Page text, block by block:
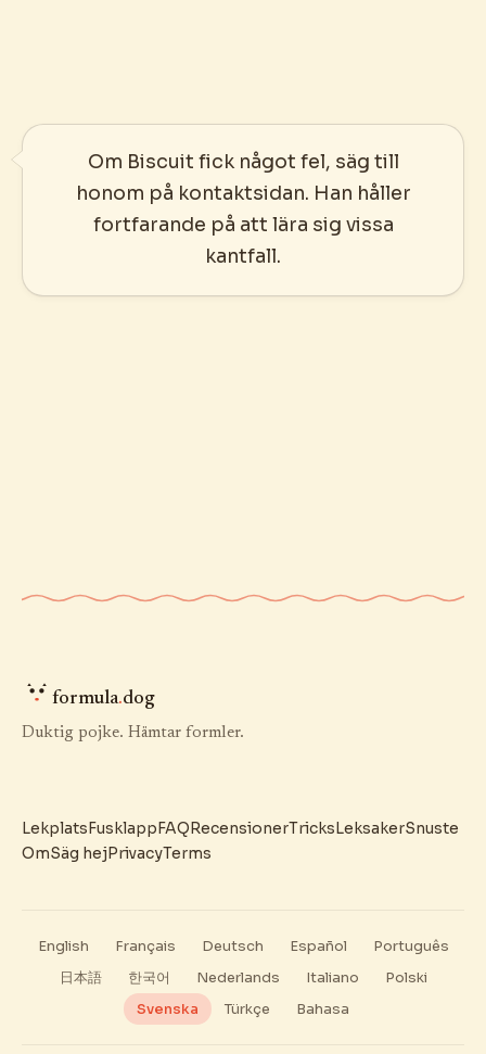
Om Biscuit fick något fel, säg till
honom på kontaktsidan. Han håller
fortfarande på att lära sig vissa
kantfall.
formula.dog
Duktig pojke. Hämtar formler.
LekplatsFusklappFAQRecensionerTricksLeksakerSnuste
OmSäg hejPrivacyTerms
English Français Deutsch Español
Português
日本語
한국어 Nederlands Italiano
Polski
Svenska
Türkçe Bahasa